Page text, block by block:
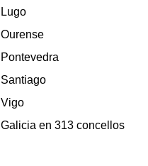
Lugo
Ourense
Pontevedra
Santiago
Vigo
Galicia en 313 concellos